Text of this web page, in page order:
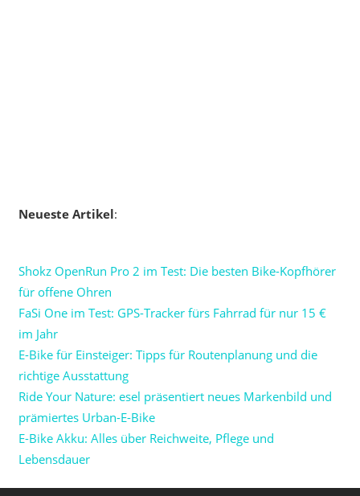
Neueste Artikel:
Shokz OpenRun Pro 2 im Test: Die besten Bike-Kopfhörer
für offene Ohren
FaSi One im Test: GPS-Tracker fürs Fahrrad für nur 15 €
im Jahr
E-Bike für Einsteiger: Tipps für Routenplanung und die
richtige Ausstattung
Ride Your Nature: esel präsentiert neues Markenbild und
prämiertes Urban-E-Bike
E-Bike Akku: Alles über Reichweite, Pflege und
Lebensdauer